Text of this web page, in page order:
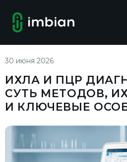
30 июня 2026
ИХЛА И ПЦР
СУТЬ МЕТОДОВ,
И КЛЮЧЕВЫЕ